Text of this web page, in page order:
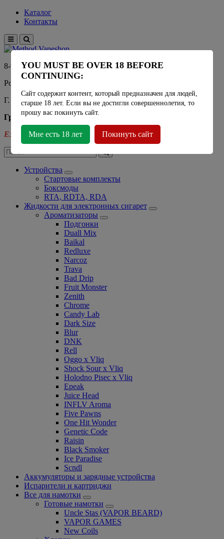
Каталог
Контакты
8-915-450-21-92
Розничный магазин Method Vapeshop
Г. Москва, улица Южнобутовская 36
График работы
Ежедневно - 11:00 - 21:00
Устройства
Стартовые комплекты
Боксмоды
RTA, RDTA, RDA
Жидкости для электронных сигарет
Ароматизаторы
Подгонки
Duall Mix
Baikal
Redluxe
Narcoz
Trava
Bad Drip
Fruit Monster
Zenith
Chrome
Candy Lab
Dark Size
Blur
DNK
Rell
Oggo x Vliq
Shock Sour x Vliq
Holodno Pisec x Vliq
Epeak
Juice Head
INFLV Aroma
Five Pawns
One Hit Wonder
Genetic Code
Raisin
Black Smoker
Ice Paradise
Scndl
Аккумуляторы и зарядные устройства
Испарители и картриджи
Все для намотки
Готовые намотки
Uncle Stas (VAPOR BEARD)
VAPOR GAMES
New Coils
YOU MUST BE OVER 18 BEFORE
CONTINUING:
Сайт содержит контент, который предназначен для людей,
старше 18 лет. Если вы не достигли совершеннолетия, то
прошу вас покинуть сайт.
Мне есть 18 лет Покинуть сайт